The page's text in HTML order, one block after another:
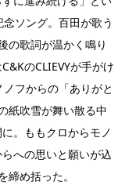
ソング。百田が歌う
の歌詞が温かく鳴り
のCLIEVYが手がけ
フからの「ありがと
紙吹雪が舞い散る中
。ももクロからモノ
への思いと願いが込
め括った。